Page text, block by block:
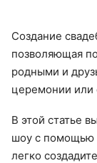
Создание
позволяющая
родными и
церемонии или
В этой статье
шоу с помощью
легко